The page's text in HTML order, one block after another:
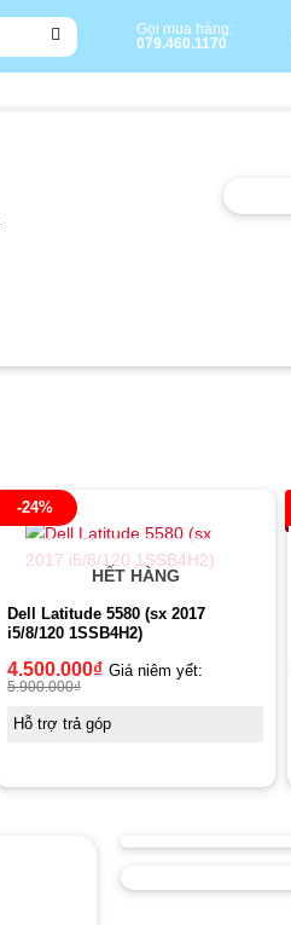
Gọi mua hàng:
079.460.1170
-24%
HẾT HÀNG
Dell Latitude 5580 (sx 2017
i5/8/120 1SSB4H2)
4.500.000₫ Giá niêm yết:
5.900.000₫
Hỗ trợ trả góp